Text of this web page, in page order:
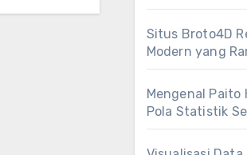
Situs Broto4D
Modern yang
Mengenal Paito
Pola Statistik